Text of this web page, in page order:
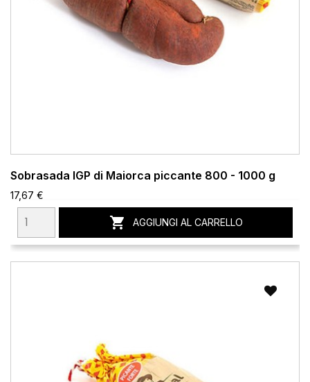
Sobrasada IGP di Maiorca piccante 800 - 1000 g
17,67 €
 AGGIUNGI AL CARRELLO